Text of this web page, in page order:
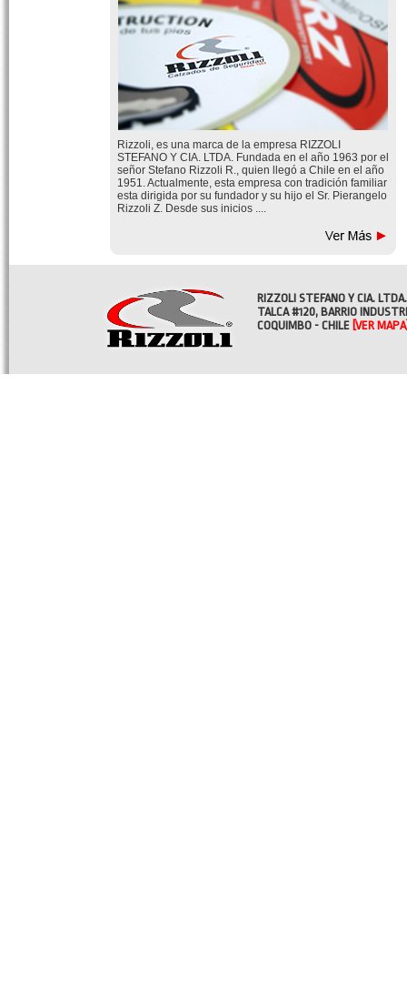
Rizzoli, es una marca de la empresa RIZZOLI
STEFANO Y CIA. LTDA. Fundada en el año 1963 por el
señor Stefano Rizzoli R., quien llegó a Chile en el año
1951. Actualmente, esta empresa con tradición familiar
esta dirigida por su fundador y su hijo el Sr. Pierangelo
Rizzoli Z. Desde sus inicios ....
RIZZOLI STEFANO Y CIA. LTDA.
TALCA #120, BARRIO
COQUIMBO - CHILE [VER